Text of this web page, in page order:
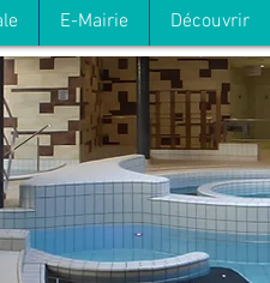
E-Mairie Découvrir